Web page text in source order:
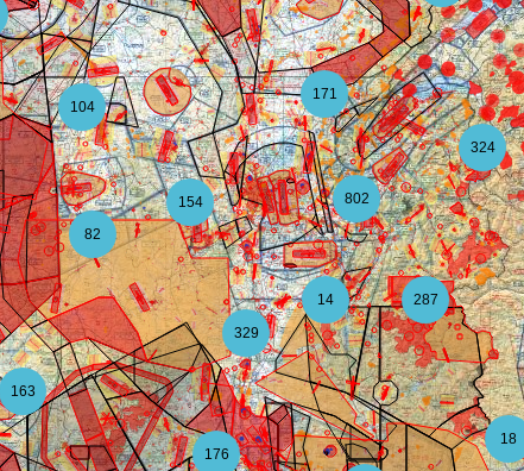
163
104
287
329
802
176
171
82
324
14
18
154